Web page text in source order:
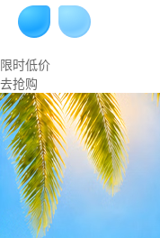
限时低价
去抢购